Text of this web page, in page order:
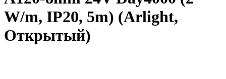
W/m, IP20, 5m) (Arlight,
Открытый)